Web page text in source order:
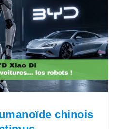
chinois